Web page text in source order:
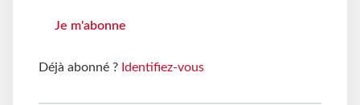
Je m'abonne
Déjà abonné ? Identifiez-vous